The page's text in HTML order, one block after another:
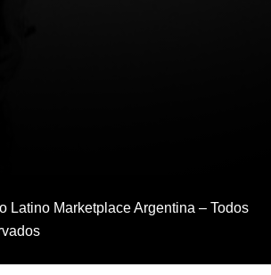
Latino Marketplace Argentina – Todos